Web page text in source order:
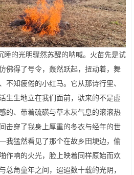
睡的光明骤然苏醒的呐喊。火苗先是试
佛得了号令，轰然跃起，扭动着，舞
不知疲倦的小红马。它从那诗行里、
生生地立在我们面前，驮来的不是虚
的、带着硫磺与草木灰气息的滚滚热
击穿了我身上厚重的冬衣与经年的世
猛然看见了那个在故乡田埂边，偷
作响的火光，脸上映着同样原始而欢
总角童年之间，迢迢数十载的光阴，